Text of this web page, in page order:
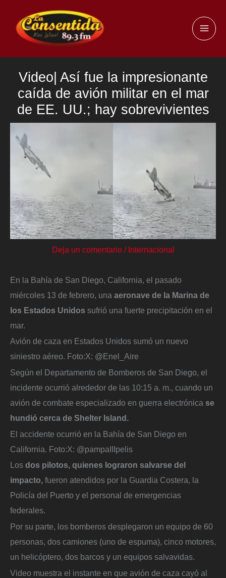
contenido
Video| Así fue la impresionante
caída de avión militar en el mar
de EE. UU.; hay sobrevivientes
Deja un comentario / Internacional
En la Bahía de San Diego, California, el pasado
miércoles 13 de febrero, una aeronave de la Marina de
los Estados Unidos sufrió una fuerte precipitación en el
mar.
Avión de caza en Estados Unidos sumó un nuevo
siniestro aéreo. Foto:X: @Enel_Aire
Según el Departamento de Bomberos de San Diego, el
incidente ocurrió alrededor de las 10:15 a. m., cuando un
avión de combate especializado en guerra electrónica se
hundió cerca de Shelter Island.
El accidente ocurrió en la Bahía de San Diego en
California. Foto:X: @pampaIIIpelis
Los dos pilotos, quienes lograron salvarse del
impacto, fueron atendidos por la Guardia Costera, la
Policía del Puerto y el personal de emergencias
federales.
Por su parte, los bomberos desplegaron un equipo de 60
personas, dos camiones (uno de espuma), cinco motores,
un helicóptero, dos barcos y un equipos salvavidas.
Video muestra el instante en que avión de caza cayó al